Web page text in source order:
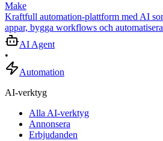
Make
Kraftfull automation-plattform med AI
appar, bygga workflows och
AI Agent
•
Automation
AI-verktyg
Alla AI-verktyg
Annonsera
Erbjudanden